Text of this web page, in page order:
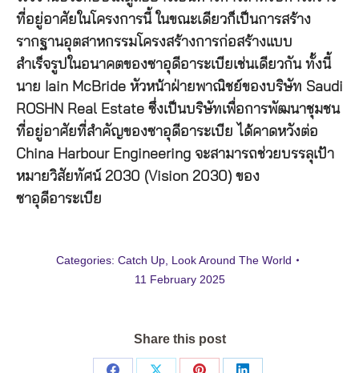
ที่อยู่อาศัยในโครงการนี้ ในขณะเดียวก็เป็นการสร้าง
รากฐานอุตสาหกรรมโครงสร้างการก่อสร้างแบบ
สำเร็จรูปในอนาคตของซาอุดีอาระเบียเช่นเดียวกัน ทั้งนี้
นาย Iain McBride หัวหน้าฝ่ายพาณิชย์ของบริษัท Saudi
ROSHN Real Estate ซึ่งเป็นบริษัทเพื่อการพัฒนาชุมชน
ที่อยู่อาศัยที่สำคัญของซาอุดีอาระเบีย ได้คาดหวังต่อ
China Harbour Engineering จะสามารถช่วยบรรลุเป้า
หมายวิสัยทัศน์ 2030 (Vision 2030) ของ
ซาอุดีอาระเบีย
Categories: Catch Up, Look Around The World
11 February 2025
Share this post